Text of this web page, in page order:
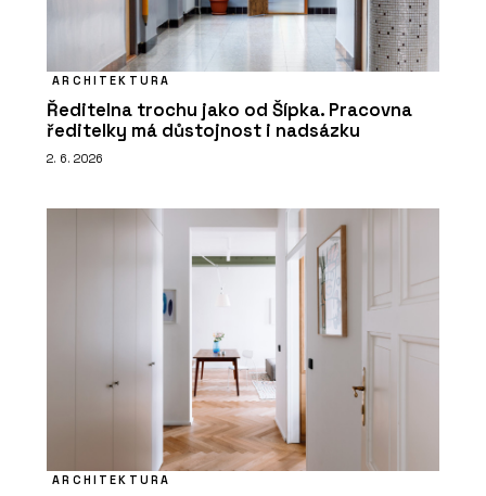
ARCHITEKTURA
Ředitelna trochu jako od Šípka. Pracovna
ředitelky má důstojnost i nadsázku
2. 6. 2026
ARCHITEKTURA